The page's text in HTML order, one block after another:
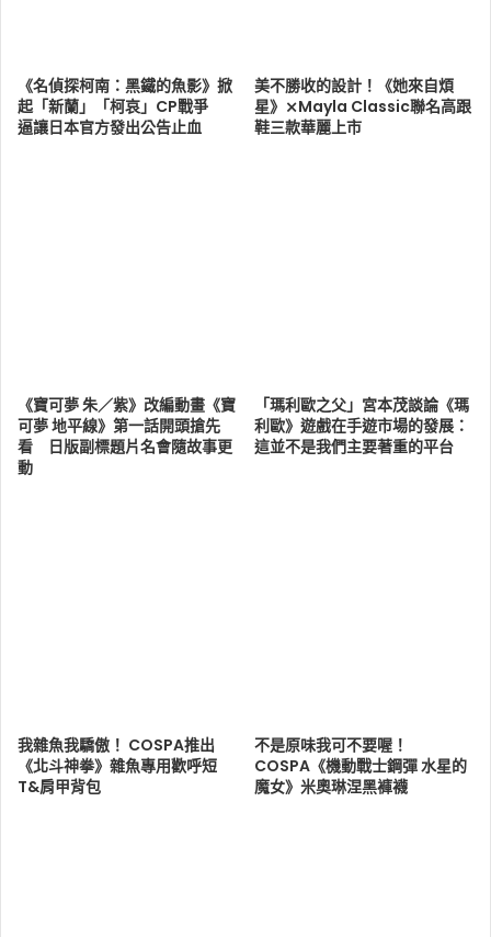
《名偵探柯南：黑鐵的魚影》掀
起「新蘭」「柯哀」CP戰爭
逼讓日本官方發出公告止血
美不勝收的設計！《她來自煩
星》⨯Mayla Classic聯名高跟
鞋三款華麗上市
《寶可夢 朱／紫》改編動畫《寶
可夢 地平線》第一話開頭搶先
看 日版副標題片名會隨故事更
動
「瑪利歐之父」宮本茂談論《瑪
利歐》遊戲在手遊市場的發展：
這並不是我們主要著重的平台
我雜魚我驕傲！ COSPA推出
《北斗神拳》雜魚專用歡呼短
T&肩甲背包
不是原味我可不要喔！
COSPA《機動戰士鋼彈 水星的
魔女》米奧琳涅黑褲襪